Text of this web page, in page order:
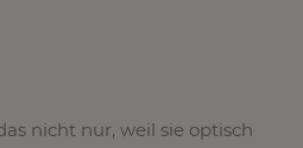
nicht nur, weil sie optisch